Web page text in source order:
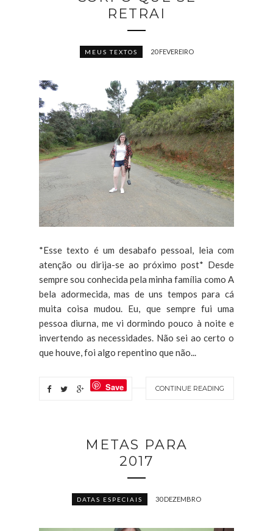
RETRAI
MEUS TEXTOS 20 FEVEREIRO
*Esse texto é um desabafo pessoal, leia com
atenção ou dirija-se ao próximo post* Desde
sempre sou conhecida pela minha família como A
bela adormecida, mas de uns tempos para cá
muita coisa mudou. Eu, que sempre fui uma
pessoa diurna, me vi dormindo pouco à noite e
invertendo as necessidades. Não sei ao certo o
que houve, foi algo repentino que não...
CONTINUE READING
Save
METAS PARA
2017
DATAS ESPECIAIS 30 DEZEMBRO